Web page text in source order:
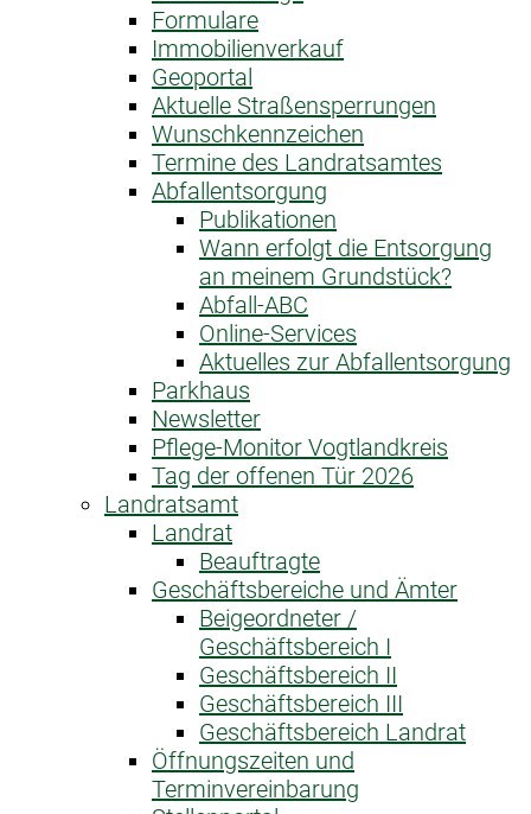
Formulare
Immobilienverkauf
Geoportal
Aktuelle Straßensperrungen
Wunschkennzeichen
Termine des Landratsamtes
Abfallentsorgung
Publikationen
Wann erfolgt die Entsorgung
an meinem Grundstück?
Abfall-ABC
Online-Services
Aktuelles zur Abfallentsorgung
Parkhaus
Newsletter
Pflege-Monitor Vogtlandkreis
Tag der offenen Tür 2026
Landratsamt
Landrat
Beauftragte
Geschäftsbereiche und Ämter
Beigeordneter /
Geschäftsbereich I
Geschäftsbereich II
Geschäftsbereich III
Geschäftsbereich Landrat
Öffnungszeiten und
Terminvereinbarung